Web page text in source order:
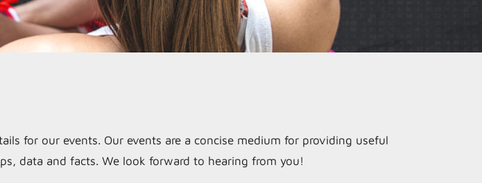
for our events. Our events are a concise medium for providing useful
data and facts. We look forward to hearing from you!